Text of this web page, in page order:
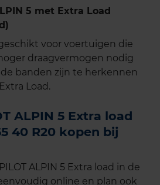
5 met Extra Load
voor voertuigen die
draagvermogen nodig
banden zijn te herkennen
Load.
ALPIN 5 Extra load
40 R20 kopen bij
ALPIN 5 Extra load in de
online en plan ook